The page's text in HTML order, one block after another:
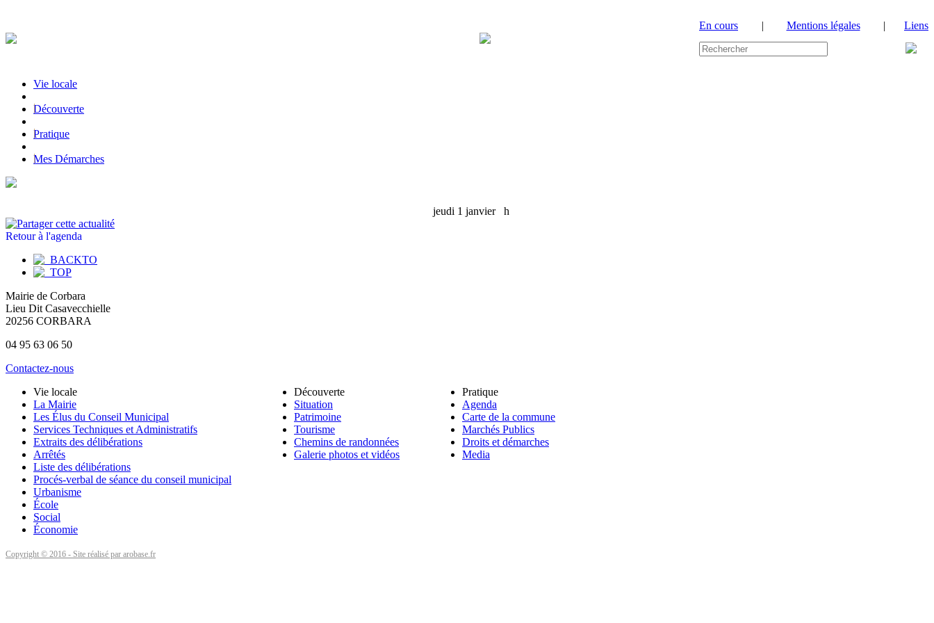
En cours | Mentions légales | Liens
Vie locale
|Découverte
|Pratique
|Mes Démarches
jeudi 1 janvierh
Retour à l'agenda
Mairie de Corbara
Lieu Dit Casavecchielle
20256 CORBARA
04 95 63 06 50
Contactez-nous
Vie locale
La Mairie
Les Élus du Conseil Municipal
Services Techniques et Administratifs
Extraits des délibérations
Arrêtés
Liste des délibérations
Procés-verbal de séance du conseil municipal
Urbanisme
École
Social
Économie
Découverte
Situation
Patrimoine
Tourisme
Chemins de randonnées
Galerie photos et vidéos
Pratique
Agenda
Carte de la commune
Marchés Publics
Droits et démarches
Media
Copyright © 2016 - Site réalisé par arobase.fr